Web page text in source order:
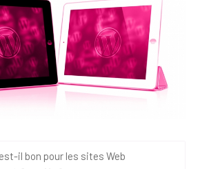
il bon pour les sites Web